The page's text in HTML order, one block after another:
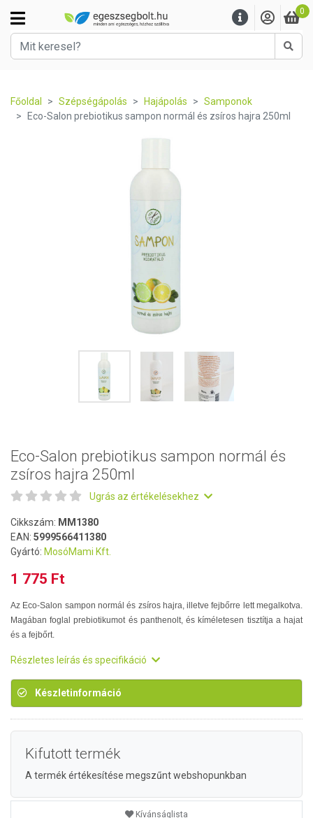
0
Főoldal Szépségápolás Hajápolás
Samponok
Eco-Salon prebiotikus sampon normál és zsíros hajra 250ml
Eco-Salon prebiotikus sampon normál és
zsíros hajra 250ml
Ugrás az értékelésekhez
Cikkszám: MM1380
EAN: 5999566411380
Gyártó: MosóMami Kft.
1 775 Ft
Az Eco-Salon sampon normál és zsíros hajra, illetve fejbőrre lett megalkotva.
Magában foglal prebiotikumot és panthenolt, és kíméletesen tisztítja a hajat
és a fejbőrt.
Részletes leírás és specifikáció
Készletinformáció
Kifutott termék
A termék értékesítése megszűnt webshopunkban
Kívánságlista